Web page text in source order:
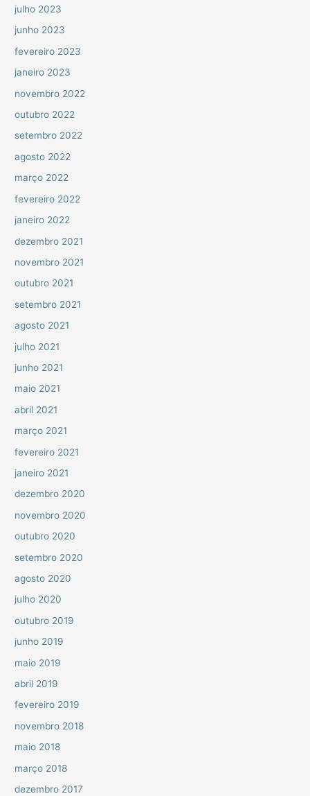
julho 2023
junho 2023
fevereiro 2023
janeiro 2023
novembro 2022
outubro 2022
setembro 2022
agosto 2022
março 2022
fevereiro 2022
janeiro 2022
dezembro 2021
novembro 2021
outubro 2021
setembro 2021
agosto 2021
julho 2021
junho 2021
maio 2021
abril 2021
março 2021
fevereiro 2021
janeiro 2021
dezembro 2020
novembro 2020
outubro 2020
setembro 2020
agosto 2020
julho 2020
outubro 2019
junho 2019
maio 2019
abril 2019
fevereiro 2019
novembro 2018
maio 2018
março 2018
dezembro 2017